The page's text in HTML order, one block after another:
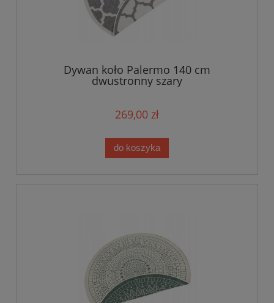
Dywan koło Palermo 140 cm
dwustronny szary
269,00 zł
do koszyka